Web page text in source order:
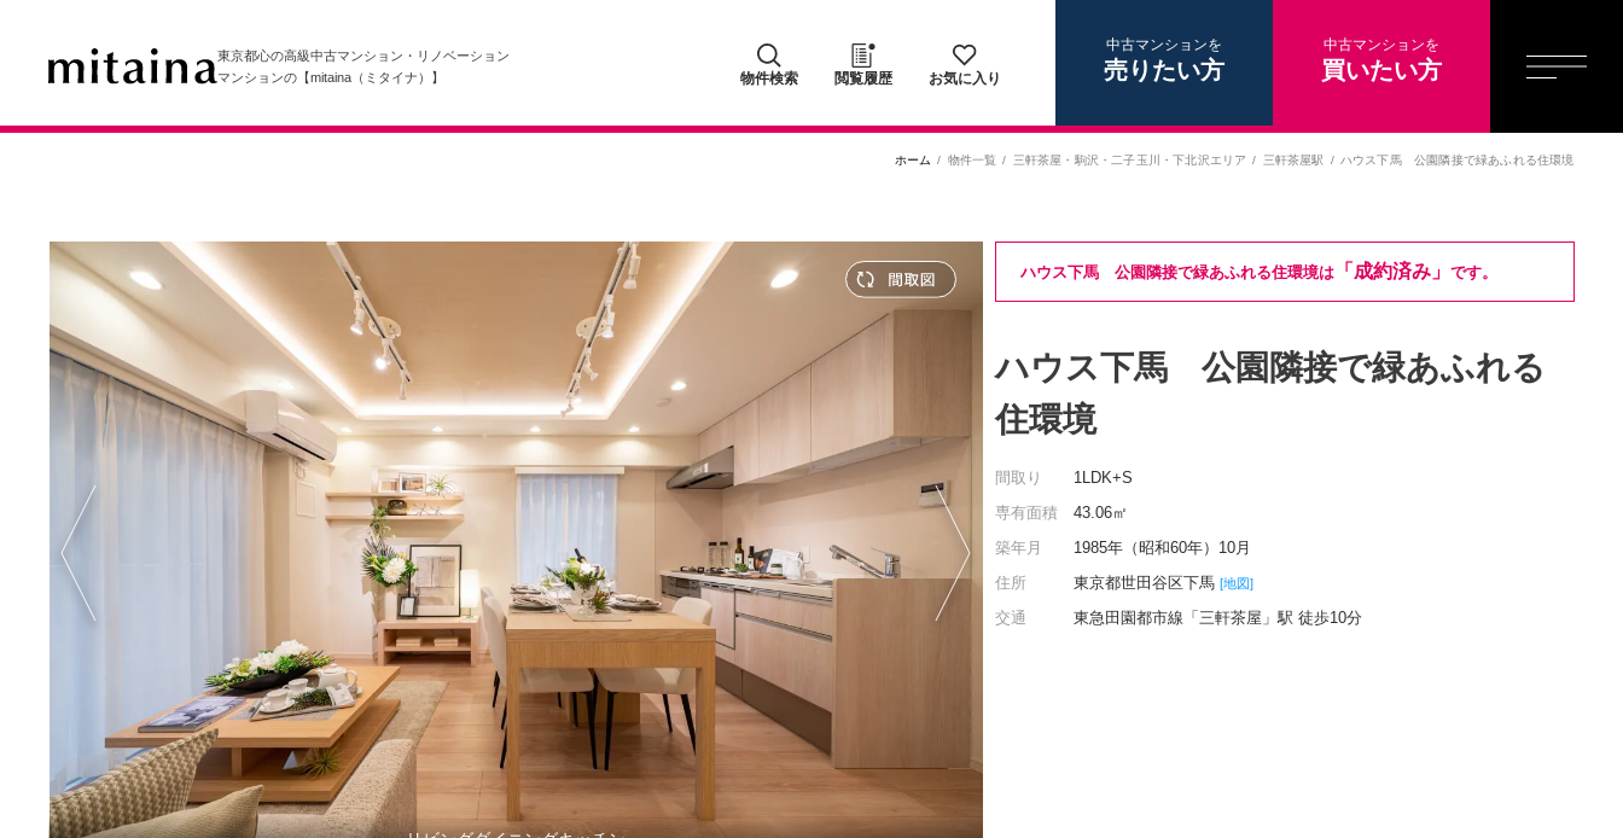
東京都心の高級中古マンション・リノベーション
マンションの【mitaina（ミタイナ）】
物件検索 閲覧履歴 お気に入り
中古マンションを
売りたい方
中古マンションを
買いたい方
ホーム 物件一覧 三軒茶屋・駒沢・二子玉川・下北沢エリア 三軒茶屋駅 ハウス下馬 公園隣接で緑あふれる住環境
ハウス下馬 公園隣接で緑あふれる住環境は「成約済み」 です。
ハウス下馬 公園隣接で緑あふれる
住環境
間取り
1LDK+S
専有面積
43.06㎡
築年月
1985年（昭和60年）10月
住所
東京都世田谷区下馬 [地図]
交通 東急田園都市線「三軒茶屋」駅 徒歩10分